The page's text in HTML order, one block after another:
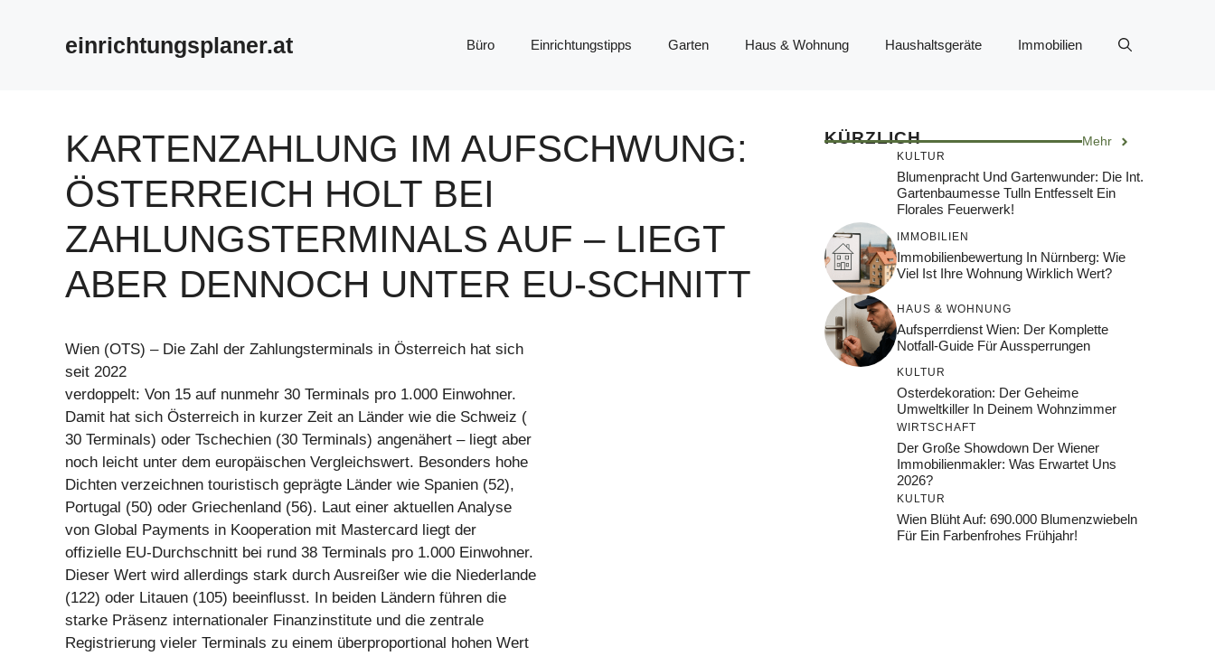
einrichtungsplaner.at Büro Einrichtungstipps Garten Haus & Wohnung Haushaltsgeräte Immobilien
KARTENZAHLUNG IM AUFSCHWUNG:
ÖSTERREICH HOLT BEI
ZAHLUNGSTERMINALS AUF – LIEGT
ABER DENNOCH UNTER EU-SCHNITT
Wien (OTS) – Die Zahl der Zahlungsterminals in Österreich hat sich
seit 2022
verdoppelt: Von 15 auf nunmehr 30 Terminals pro 1.000 Einwohner.
Damit hat sich Österreich in kurzer Zeit an Länder wie die Schweiz (
30 Terminals) oder Tschechien (30 Terminals) angenähert – liegt aber
noch leicht unter dem europäischen Vergleichswert. Besonders hohe
Dichten verzeichnen touristisch geprägte Länder wie Spanien (52),
Portugal (50) oder Griechenland (56). Laut einer aktuellen Analyse
von Global Payments in Kooperation mit Mastercard liegt der
offizielle EU-Durchschnitt bei rund 38 Terminals pro 1.000 Einwohner.
Dieser Wert wird allerdings stark durch Ausreißer wie die Niederlande
(122) oder Litauen (105) beeinflusst. In beiden Ländern führen die
starke Präsenz internationaler Finanzinstitute und die zentrale
Registrierung vieler Terminals zu einem überproportional hohen Wert
KÜRZLICH Mehr
KULTUR
Blumenpracht Und Gartenwunder: Die Int.
Gartenbaumesse Tulln Entfesselt Ein
Florales Feuerwerk!
IMMOBILIEN
Immobilienbewertung In Nürnberg: Wie
Viel Ist Ihre Wohnung Wirklich Wert?
HAUS & WOHNUNG
Aufsperrdienst Wien: Der Komplette
Notfall-Guide Für Aussperrungen
KULTUR
Osterdekoration: Der Geheime
Umweltkiller In Deinem Wohnzimmer
WIRTSCHAFT
Der Große Showdown Der Wiener
Immobilienmakler: Was Erwartet Uns
2026?
KULTUR
Wien Blüht Auf: 690.000 Blumenzwiebeln
Für Ein Farbenfrohes Frühjahr!